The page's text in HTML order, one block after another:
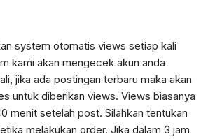
system otomatis views setiap kali
kami akan mengecek akun anda
jika ada postingan terbaru maka akan
untuk diberikan views. Views biasanya
menit setelah post. Silahkan tentukan
melakukan order. Jika dalam 3 jam